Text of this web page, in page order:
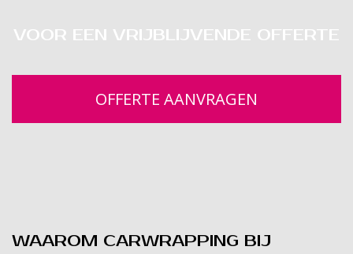
VOOR EEN VRIJBLIJVENDE OFFERTE
OFFERTE AANVRAGEN
WAAROM CARWRAPPING BIJ